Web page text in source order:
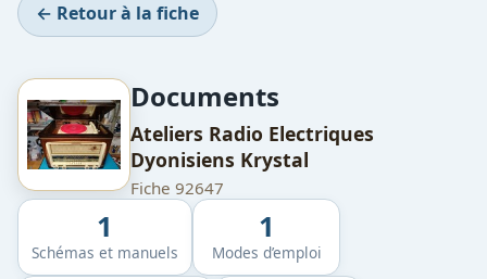
← Retour à la fiche
Documents
Ateliers Radio Electriques
Dyonisiens Krystal
Fiche 92647
1
Schémas et manuels
1
Modes d’emploi